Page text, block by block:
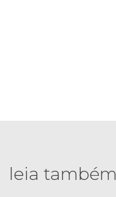
leia também